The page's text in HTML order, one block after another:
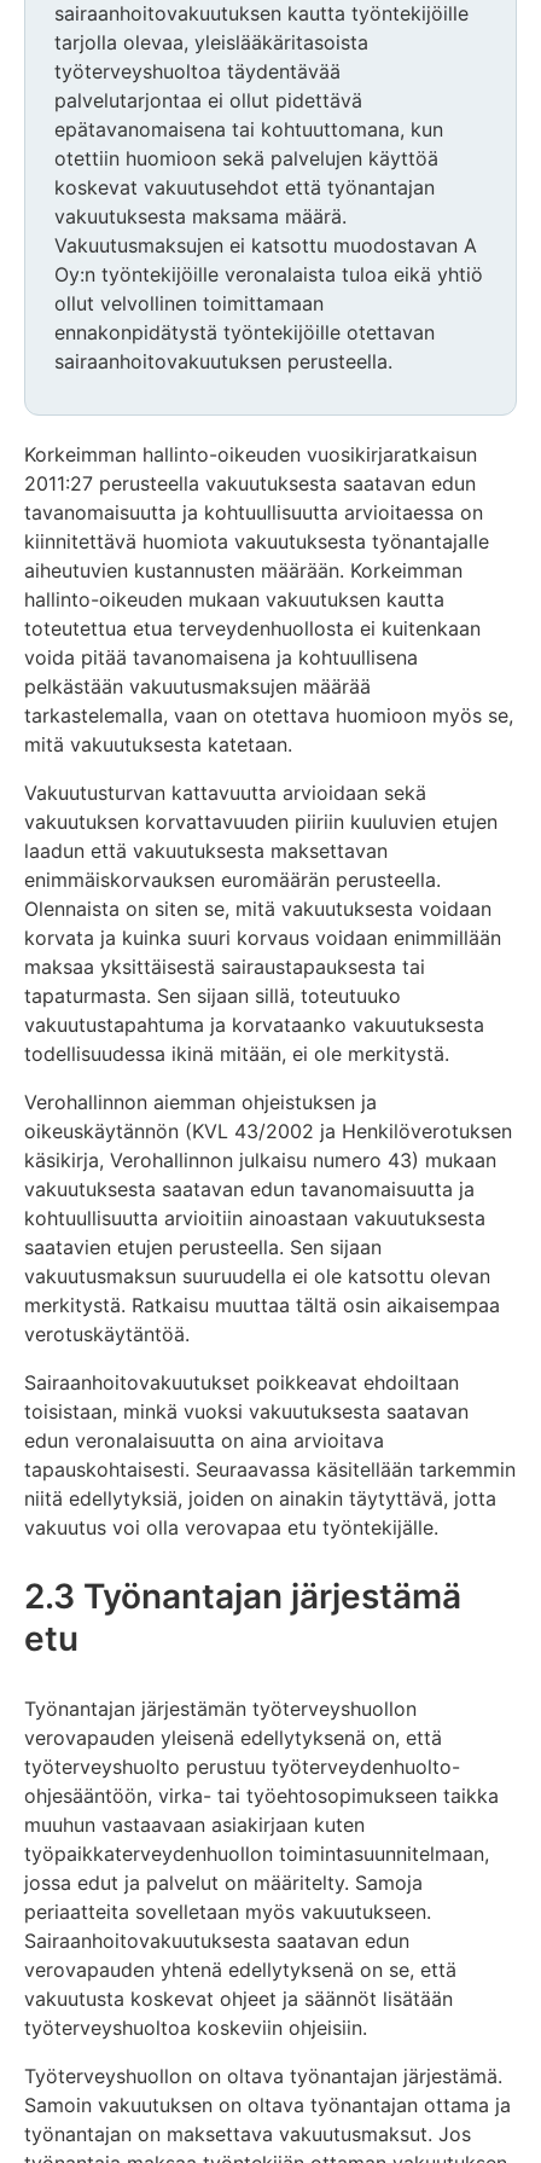
sairaanhoitovakuutuksen kautta työntekijöille
tarjolla olevaa, yleislääkäritasoista
työterveyshuoltoa täydentävää
palvelutarjontaa ei ollut pidettävä
epätavanomaisena tai kohtuuttomana, kun
otettiin huomioon sekä palvelujen käyttöä
koskevat vakuutusehdot että työnantajan
vakuutuksesta maksama määrä.
Vakuutusmaksujen ei katsottu muodostavan A
Oy:n työntekijöille veronalaista tuloa eikä yhtiö
ollut velvollinen toimittamaan
ennakonpidätystä työntekijöille otettavan
sairaanhoitovakuutuksen perusteella.
Korkeimman hallinto-oikeuden vuosikirjaratkaisun
2011:27 perusteella vakuutuksesta saatavan edun
tavanomaisuutta ja kohtuullisuutta arvioitaessa on
kiinnitettävä huomiota vakuutuksesta työnantajalle
aiheutuvien kustannusten määrään. Korkeimman
hallinto-oikeuden mukaan vakuutuksen kautta
toteutettua etua terveydenhuollosta ei kuitenkaan
voida pitää tavanomaisena ja kohtuullisena
pelkästään vakuutusmaksujen määrää
tarkastelemalla, vaan on otettava huomioon myös se,
mitä vakuutuksesta katetaan.
Vakuutusturvan kattavuutta arvioidaan sekä
vakuutuksen korvattavuuden piiriin kuuluvien etujen
laadun että vakuutuksesta maksettavan
enimmäiskorvauksen euromäärän perusteella.
Olennaista on siten se, mitä vakuutuksesta voidaan
korvata ja kuinka suuri korvaus voidaan enimmillään
maksaa yksittäisestä sairaustapauksesta tai
tapaturmasta. Sen sijaan sillä, toteutuuko
vakuutustapahtuma ja korvataanko vakuutuksesta
todellisuudessa ikinä mitään, ei ole merkitystä.
Verohallinnon aiemman ohjeistuksen ja
oikeuskäytännön (KVL 43/2002 ja Henkilöverotuksen
käsikirja, Verohallinnon julkaisu numero 43) mukaan
vakuutuksesta saatavan edun tavanomaisuutta ja
kohtuullisuutta arvioitiin ainoastaan vakuutuksesta
saatavien etujen perusteella. Sen sijaan
vakuutusmaksun suuruudella ei ole katsottu olevan
merkitystä. Ratkaisu muuttaa tältä osin aikaisempaa
verotuskäytäntöä.
Sairaanhoitovakuutukset poikkeavat ehdoiltaan
toisistaan, minkä vuoksi vakuutuksesta saatavan
edun veronalaisuutta on aina arvioitava
tapauskohtaisesti. Seuraavassa käsitellään tarkemmin
niitä edellytyksiä, joiden on ainakin täytyttävä, jotta
vakuutus voi olla verovapaa etu työntekijälle.
2.3 Työnantajan järjestämä
etu
Työnantajan järjestämän työterveyshuollon
verovapauden yleisenä edellytyksenä on, että
työterveyshuolto perustuu työterveydenhuolto-
ohjesääntöön, virka- tai työehtosopimukseen taikka
muuhun vastaavaan asiakirjaan kuten
työpaikkaterveydenhuollon toimintasuunnitelmaan,
jossa edut ja palvelut on määritelty. Samoja
periaatteita sovelletaan myös vakuutukseen.
Sairaanhoitovakuutuksesta saatavan edun
verovapauden yhtenä edellytyksenä on se, että
vakuutusta koskevat ohjeet ja säännöt lisätään
työterveyshuoltoa koskeviin ohjeisiin.
Työterveyshuollon on oltava työnantajan järjestämä.
Samoin vakuutuksen on oltava työnantajan ottama ja
työnantajan on maksettava vakuutusmaksut. Jos